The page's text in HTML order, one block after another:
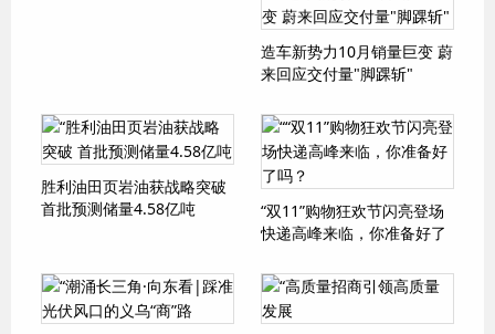
造车新势力10月销量巨变 蔚
来回应交付量"脚踝斩"
胜利油田页岩油获战略突破
首批预测储量4.58亿吨
“双11”购物狂欢节闪亮登场
快递高峰来临，你准备好了